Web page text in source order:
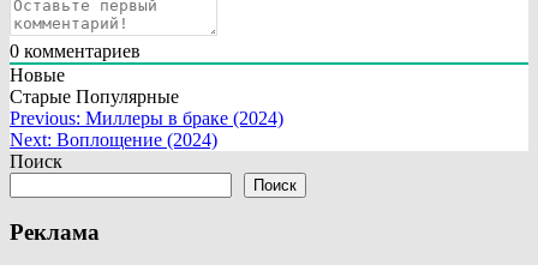
0 комментариев
Новые
Старые Популярные
Навигация
по
Previous: Миллеры в браке (2024)
Next: Воплощение (2024)
Поиск
Поиск
Реклама